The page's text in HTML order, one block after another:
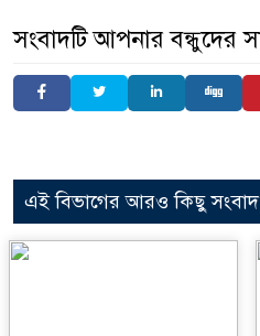
সংবাদটি আপনার বন্ধুদের
এই বিভাগের আরও কিছু